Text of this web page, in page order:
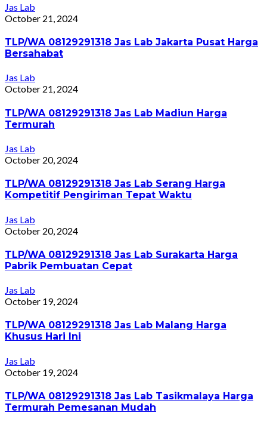
Jas Lab
October 21, 2024
TLP/WA 08129291318 Jas Lab Jakarta Pusat Harga
Bersahabat
Jas Lab
October 21, 2024
TLP/WA 08129291318 Jas Lab Madiun Harga
Termurah
Jas Lab
October 20, 2024
TLP/WA 08129291318 Jas Lab Serang Harga
Kompetitif Pengiriman Tepat Waktu
Jas Lab
October 20, 2024
TLP/WA 08129291318 Jas Lab Surakarta Harga
Pabrik Pembuatan Cepat
Jas Lab
October 19, 2024
TLP/WA 08129291318 Jas Lab Malang Harga
Khusus Hari Ini
Jas Lab
October 19, 2024
TLP/WA 08129291318 Jas Lab Tasikmalaya Harga
Termurah Pemesanan Mudah